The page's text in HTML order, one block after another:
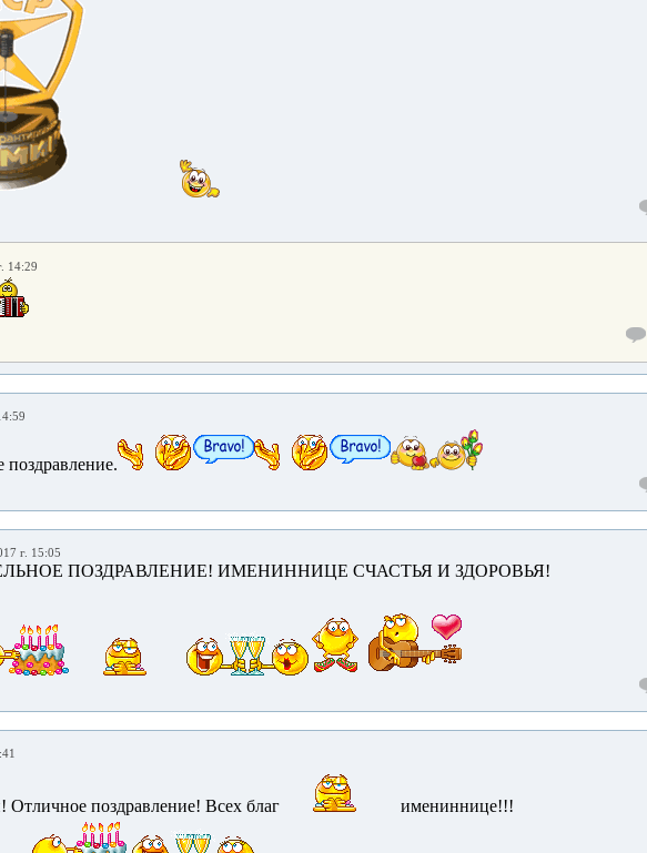
14:29
поздравление.
г. 15:05
ПОЗДРАВЛЕНИЕ! ИМЕНИННИЦЕ СЧАСТЬЯ И ЗДОРОВЬЯ!
Отличное поздравление! Всех благ имениннице!!!